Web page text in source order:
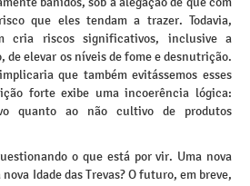
que eles tendam a trazer. Todavia,
cria riscos significativos, inclusive a
de elevar os níveis de fome e desnutrição.
que também evitássemos esses
forte exibe uma incoerência lógica:
quanto ao não cultivo de produtos
o que está por vir. Uma nova
Idade das Trevas? O futuro, em breve,